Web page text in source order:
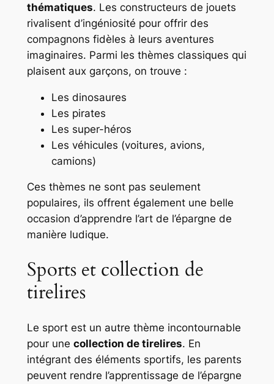
thématiques. Les constructeurs de jouets
rivalisent d’ingéniosité pour offrir des
compagnons fidèles à leurs aventures
imaginaires. Parmi les thèmes classiques qui
plaisent aux garçons, on trouve :
Les dinosaures
Les pirates
Les super-héros
Les véhicules (voitures, avions,
camions)
Ces thèmes ne sont pas seulement
populaires, ils offrent également une belle
occasion d’apprendre l’art de l’épargne de
manière ludique.
Sports et collection de
tirelires
Le sport est un autre thème incontournable
pour une collection de tirelires. En
intégrant des éléments sportifs, les parents
peuvent rendre l’apprentissage de l’épargne